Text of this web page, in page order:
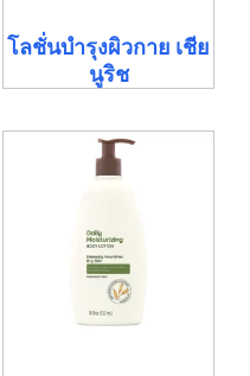
โลชั่นบำรุงผิวกาย เชีย
นูริช